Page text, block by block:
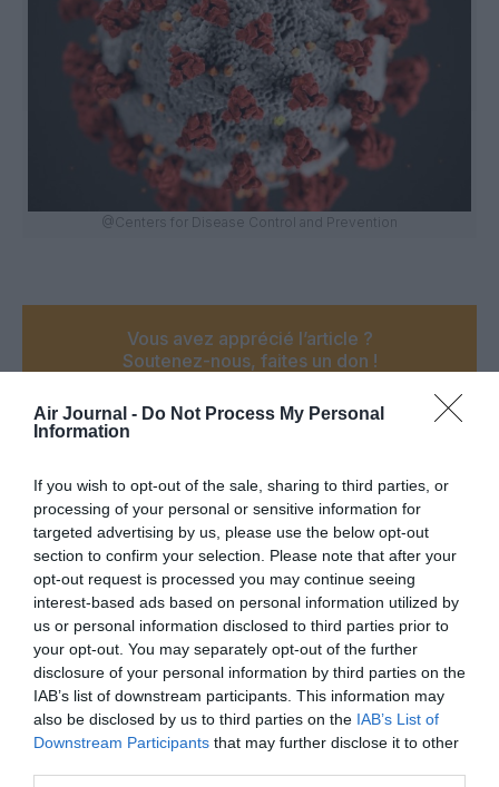
Air Journal - Do Not Process My Personal
Information
If you wish to opt-out of the sale, sharing to third parties, or
processing of your personal or sensitive information for
targeted advertising by us, please use the below opt-out
section to confirm your selection. Please note that after your
opt-out request is processed you may continue seeing
interest-based ads based on personal information utilized by
us or personal information disclosed to third parties prior to
your opt-out. You may separately opt-out of the further
disclosure of your personal information by third parties on the
IAB’s list of downstream participants. This information may
also be disclosed by us to third parties on the IAB’s List of
Downstream Participants that may further disclose it to other
@Centers for Disease Control and Prevention
Vous avez apprécié l’article ?
Soutenez-nous, faites un don !
PARTAGER L'ARTICLE
FacebookTwitterPinterestLinkedInEmail Print
COMMENTAIRE(S)